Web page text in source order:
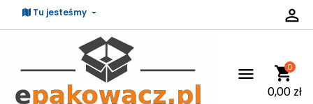
Tu jesteśmy 
 shopping_cart
0
0,00 zł